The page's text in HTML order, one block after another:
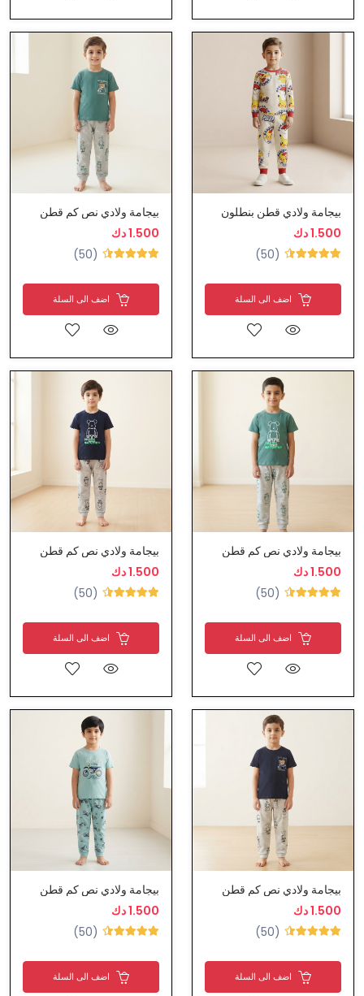
بيجامة ولادي قطن بنطلون
1.500 دك
(50)
اضف الى السلة
بيجامة ولادي نص كم قطن
1.500 دك
(50)
اضف الى السلة
بيجامة ولادي نص كم قطن
1.500 دك
(50)
اضف الى السلة
بيجامة ولادي نص كم قطن
1.500 دك
(50)
اضف الى السلة
بيجامة ولادي نص كم قطن
1.500 دك
(50)
اضف الى السلة
بيجامة ولادي نص كم قطن
1.500 دك
(50)
اضف الى السلة